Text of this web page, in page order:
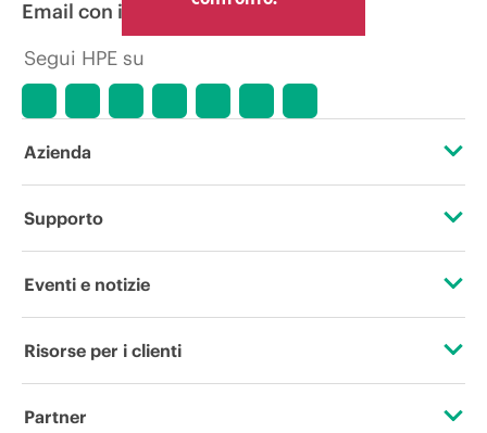
Email con il commerciale
Segui HPE su
Azienda
Informazioni su HPE
Responsabilità aziendale
HPE Labs
Supporto
Operational support services
Eventi e notizie
Eventi
Risorse per i clienti
Contattaci
Partner